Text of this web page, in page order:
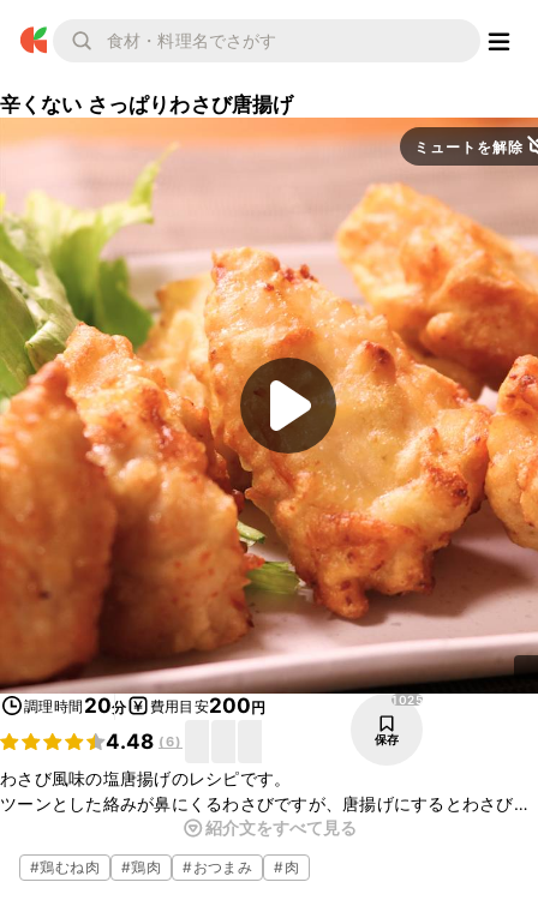
辛くない さっぱりわさび唐揚げ
ミュートを解除
調理時間 20分 費用目安200円
4.48 (6)
1025
保存
わさび風味の塩唐揚げのレシピです。
ツーンとした絡みが鼻にくるわさびですが、唐揚げにするとわさびの
心地良い風味だけが残り、独特の刺激はあまり感じられなくなりま
す。
辛いのがお好みの方はお好みでわさびをつけていただくと更においし
紹介文をすべて見る
#鶏むね肉 #鶏肉 #おつまみ #肉